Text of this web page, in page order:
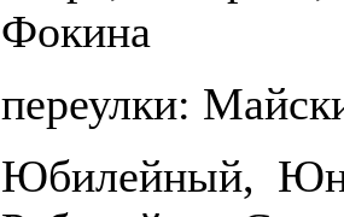
Фокина
переулки:
Юбилейный,